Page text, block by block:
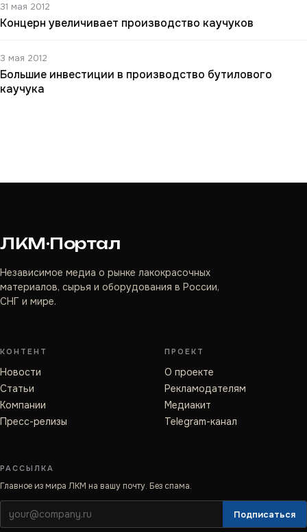
31 мая 2012
Концерн увеличивает производство каучуков
3 мая 2012
Большие инвестиции в производство бутилового
каучука
ЛКМ·Портал
Независимое медиа о рынке лакокрасочных
материалов, сырья и оборудования в России,
СНГ и мире.
КОНТЕНТ
Новости
Статьи
Компании
Пресс-релизы
ПРОЕКТ
О проекте
Рекламодателям
Медиакит
Telegram-канал
РАССЫЛКА
Главное из мира ЛКМ на вашу почту. Без спама.
Подписаться